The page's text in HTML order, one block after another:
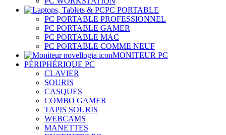
PC PORTABLE
PC PORTABLE PROFESSIONNEL
PC PORTABLE GAMER
PC PORTABLE MAC
PC PORTABLE COMME NEUF
MONITEUR PC
PÉRIPHÉRIQUE PC
CLAVIER
SOURIS
CASQUES
COMBO GAMER
TAPIS SOURIS
WEBCAMS
MANETTES